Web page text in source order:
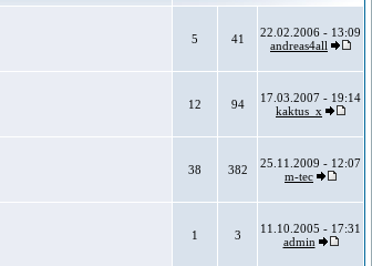
5 41
22.02.2006 - 13:09
andreas4all
12 94
17.03.2007 - 19:14
kaktus_x
38 382
25.11.2009 - 12:07
m-tec
1 3
11.10.2005 - 17:31
admin